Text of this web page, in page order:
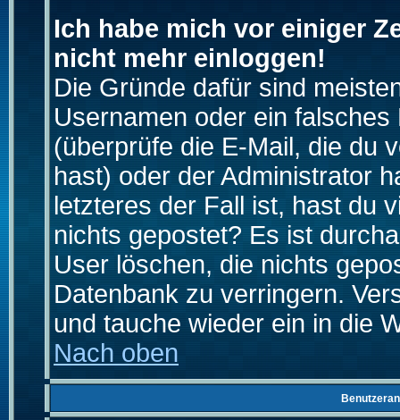
Ich habe mich vor einiger
nicht mehr einloggen!
Die Gründe dafür sind
Usernamen oder ein
(überprüfe die E-Mail, die du
hast) oder der Administrator
letzteres der Fall ist, hast du
nichts gepostet? Es ist
User löschen, die nichts
Datenbank zu verringern.
und tauche wieder ein in die
Nach oben